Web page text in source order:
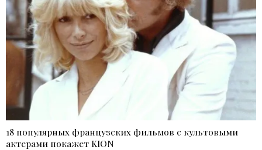
18 популярных французских фильмов с культовыми
актерами покажет KION